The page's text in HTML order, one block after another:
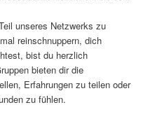
unseres Netzwerks zu
reinschnuppern, dich
bist du herzlich
bieten dir die
Erfahrungen zu teilen oder
zu fühlen.